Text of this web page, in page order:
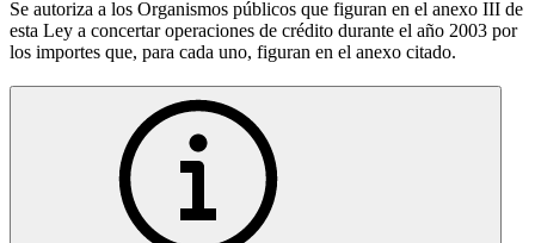
Se autoriza a los Organismos públicos que figuran en el anexo III de
esta Ley a concertar operaciones de crédito durante el año 2003 por
los importes que, para cada uno, figuran en el anexo citado.